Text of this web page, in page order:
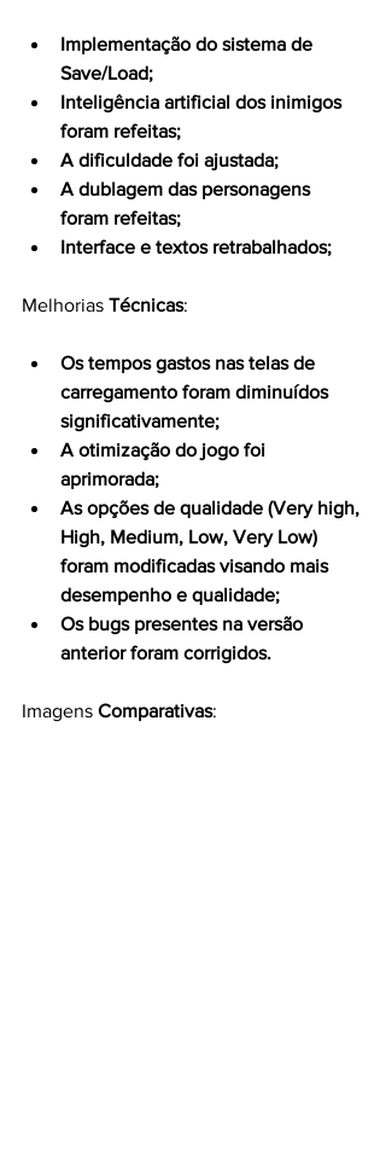
Implementação do sistema de
Save/Load;
Inteligência artificial dos inimigos
foram refeitas;
A dificuldade foi ajustada;
A dublagem das personagens
foram refeitas;
Interface e textos retrabalhados;
Melhorias Técnicas:
Os tempos gastos nas telas de
carregamento foram diminuídos
significativamente;
A otimização do jogo foi
aprimorada;
As opções de qualidade (Very high,
High, Medium, Low, Very Low)
foram modificadas visando mais
desempenho e qualidade;
Os bugs presentes na versão
anterior foram corrigidos.
Imagens Comparativas: